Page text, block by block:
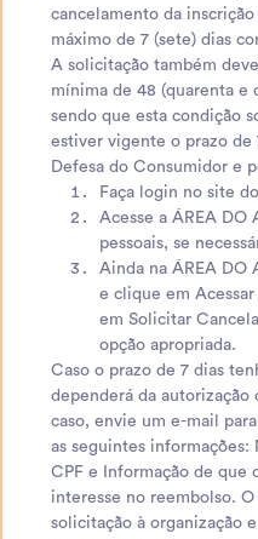
cancelamento da
máximo de 7 (sete) dias
A solicitação também
mínima de 48 (quarenta e
sendo que esta condição
estiver vigente o prazo de
Defesa do Consumidor e
Faça login no site
Acesse a ÁREA DO
pessoais, se
Ainda na ÁREA DO
e clique em
em Solicitar
opção apropriada.
Caso o prazo de 7 dias
dependerá da autorização
caso, envie um e-mail
as seguintes
CPF e Informação de que
interesse no reembolso.
solicitação à organização